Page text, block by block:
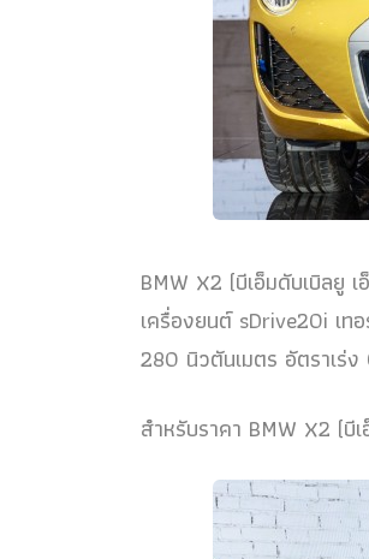
BMW X2 (บีเอ็มดับเบิล
เครื่องยนต์ sDrive20i เ
280 นิวตันเมตร อัตราเร่
สำหรับราคา BMW X2 (